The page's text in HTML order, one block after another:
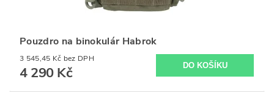
Pouzdro na binokulár Habrok
3 545,45 Kč bez DPH
4 290 Kč